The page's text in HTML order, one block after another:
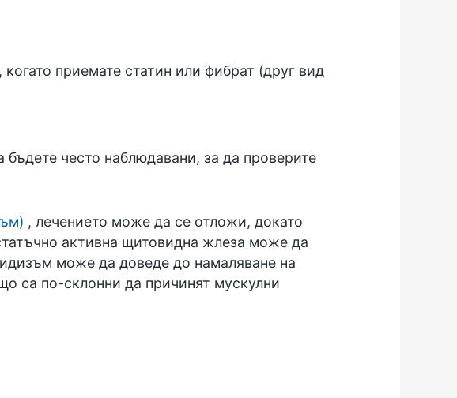
приемате статин или фибрат (друг вид
често наблюдавани, за да проверите
, лечението може да се отложи, докато
активна щитовидна жлеза може да
може да доведе до намаляване на
са по-склонни да причинят мускулни